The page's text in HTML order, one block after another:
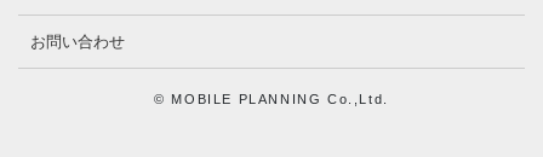
お問い合わせ
© MOBILE PLANNING Co.,Ltd.